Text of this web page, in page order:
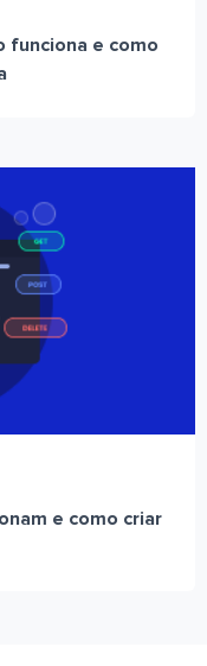
funciona e como
e como criar